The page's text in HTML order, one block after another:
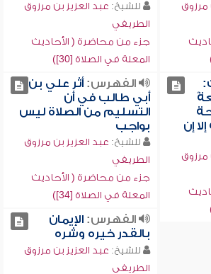
مرزوق
للشيخ: عبد العزيز بن مرزوق
الطريفي
جزء من محاضرة ( الأحاديث
المعلة في الصلاة [30])
إن
مرزوق
الفهرس:أثر علي بن
أبي طالب في أن
التسليم من الصلاة ليس
بواجب
للشيخ: عبد العزيز بن مرزوق
الطريفي
جزء من محاضرة ( الأحاديث
المعلة في الصلاة [34])
الفهرس:الإيمان
بالقدر خيره وشره
للشيخ: عبد العزيز بن مرزوق
الطريفي